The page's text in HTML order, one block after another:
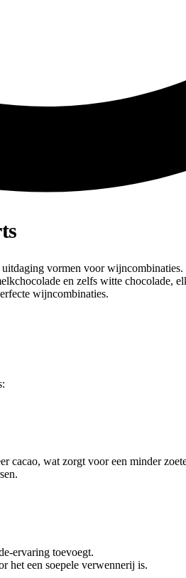
vormen voor
en zelfs witte chocolade,
wijncombinaties.
cacao, wat zorgt voor een minder
ervaring toevoegt.
het een soepele verwennerij is.